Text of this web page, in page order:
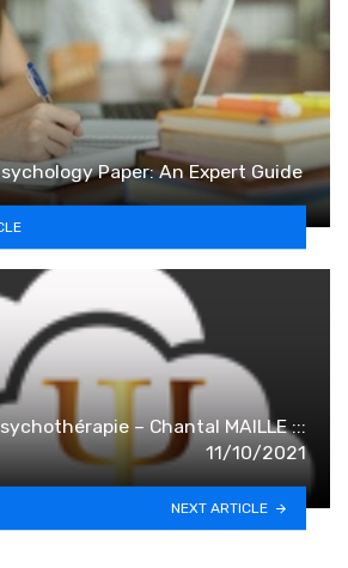
Paper: An Expert Guide
– Chantal MAILLE :::
11/10/2021
NEXT ARTICLE